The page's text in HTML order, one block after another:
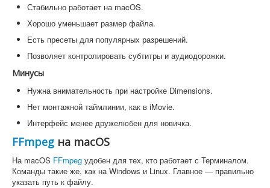
Стабильно работает на macOS.
Хорошо уменьшает размер файла.
Есть пресеты для популярных разрешений.
Позволяет контролировать субтитры и аудиодорожки.
Минусы
Нужна внимательность при настройке Dimensions.
Нет монтажной таймлинии, как в iMovie.
Интерфейс менее дружелюбен для новичка.
FFmpeg на macOS
На macOS FFmpeg удобен для тех, кто работает с Терминалом.
Команды такие же, как на Windows и Linux. Главное — правильно
указать путь к файлу.